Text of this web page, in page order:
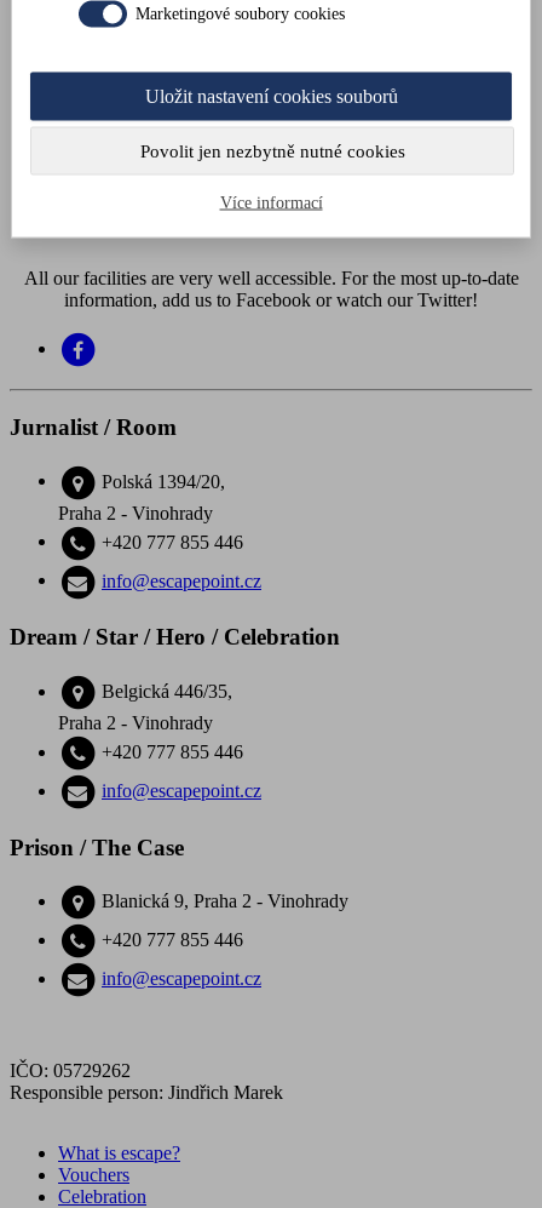
(Finish Reservation = Cash Payment on Site
/ Pay Reservation = Redirect to Payment
Complete thereservation
Pay areservation
All our facilities are very well accessible. For the most up-to-date
information, add us to Facebook or watch our Twitter!
Jurnalist / Room
Polská 1394/20,
Praha 2 - Vinohrady
+420 777 855 446
info@escapepoint.cz
Dream / Star / Hero / Celebration
Belgická 446/35,
Praha 2 - Vinohrady
+420 777 855 446
info@escapepoint.cz
Prison / The Case
Blanická 9, Praha 2 - Vinohrady
+420 777 855 446
info@escapepoint.cz
IČO: 05729262
Responsible person: Jindřich Marek
What is escape?
Vouchers
Celebration
Marketingové soubory cookies
Uložit nastavení cookies souborů
Povolit jen nezbytně nutné cookies
Více informací